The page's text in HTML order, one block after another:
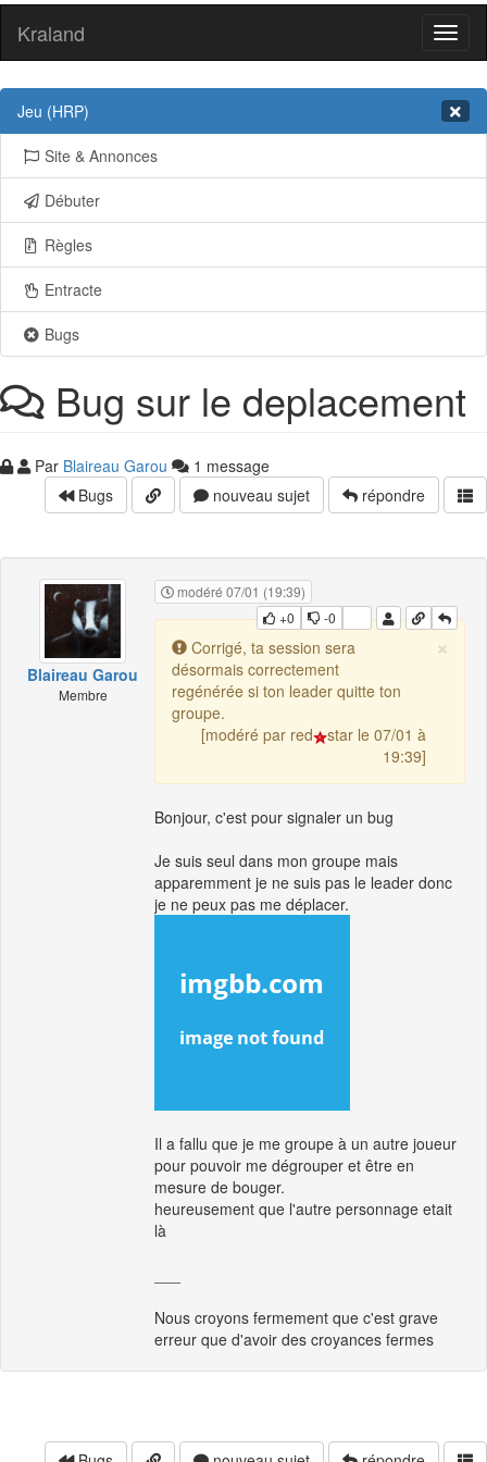
Kraland
Jeu (HRP)
Site & Annonces
Débuter
Règles
Entracte
Bugs
Bug sur le deplacement
Par Blaireau Garou
1 message
Bugs
nouveau sujet répondre
Blaireau Garou
Membre
modéré 07/01 (19:39)
+0
-0
×
Corrigé, ta session sera
désormais correctement
regénérée si ton leader quitte ton
groupe.
[modéré par red
star le 07/01 à
19:39]
Bonjour, c'est pour signaler un bug
Je suis seul dans mon groupe mais
apparemment je ne suis pas le leader donc
je ne peux pas me déplacer.
Il a fallu que je me groupe à un autre joueur
pour pouvoir me dégrouper et être en
mesure de bouger.
heureusement que l'autre personnage etait
là
Nous croyons fermement que c'est grave
erreur que d'avoir des croyances fermes